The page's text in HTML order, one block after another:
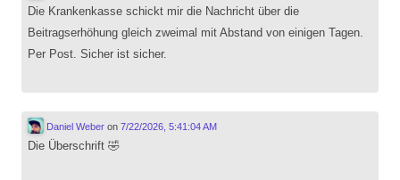
Die Krankenkasse schickt mir die Nachricht über die
Beitragserhöhung gleich zweimal mit Abstand von einigen Tagen.
Per Post. Sicher ist sicher.
Daniel Weberon 7/22/2026, 5:41:04 AM
Die Überschrift 🤣